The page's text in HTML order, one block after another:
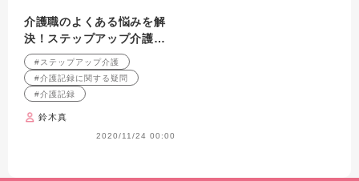
介護職のよくある悩みを解
決！ステップアップ介護
介護記録に関する疑問①
#ステップアップ介護
#介護記録に関する疑問
#介護記録
鈴木真
2020/11/24 00:00